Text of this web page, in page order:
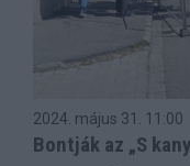
2024. május 31. 11:00
Bontják az „S